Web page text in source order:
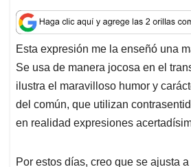
a
t
s
A
p
p
c
e
b
o
o
k
n
k
e
d
I
n
a
i
l
r
e
a
d
s
Esta expresión me la enseñó una
Se usa de manera jocosa en el
ilustra el maravilloso humor y
del común, que utilizan
en realidad expresiones
Por estos días, creo que se ajusta